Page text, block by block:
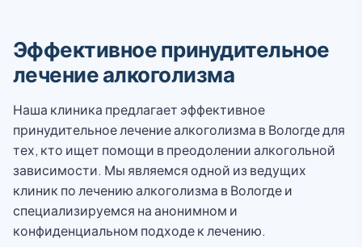
Эффективное принудительное
лечение алкоголизма
Наша клиника предлагает эффективное
принудительное лечение алкоголизма в Вологде для
тех, кто ищет помощи в преодолении алкогольной
зависимости. Мы являемся одной из ведущих
клиник по лечению алкоголизма в Вологде и
специализируемся на анонимном и
конфиденциальном подходе к лечению.